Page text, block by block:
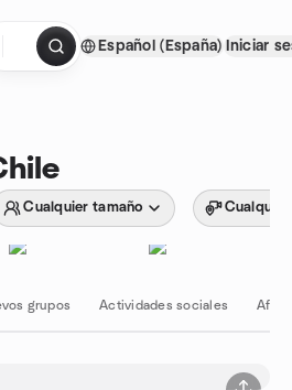
Español (España) Iniciar
Cualquier tamaño
grupos Actividades sociales